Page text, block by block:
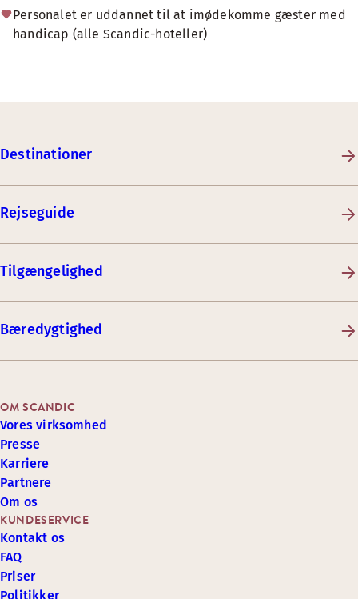
Personalet er uddannet til at imødekomme gæster med
handicap (alle Scandic-hoteller)
Destinationer
Rejseguide
Tilgængelighed
Bæredygtighed
KUNDESERVICE
Kontakt os
FAQ
Priser
Politikker
OM SCANDIC
Vores virksomhed
Presse
Karriere
Partnere
Om os